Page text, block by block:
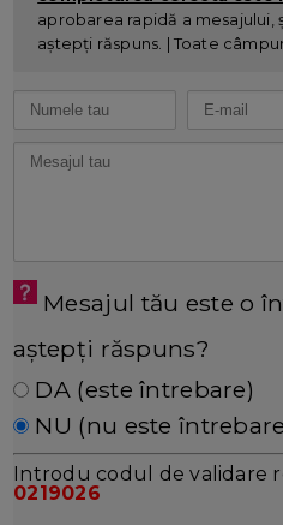
aprobarea rapidă a mesajului,
aștepți răspuns. | Toate
Mesajul tău este o
aștepți răspuns?
DA (este întrebare)
NU (nu este
Introdu codul de validare
0219026